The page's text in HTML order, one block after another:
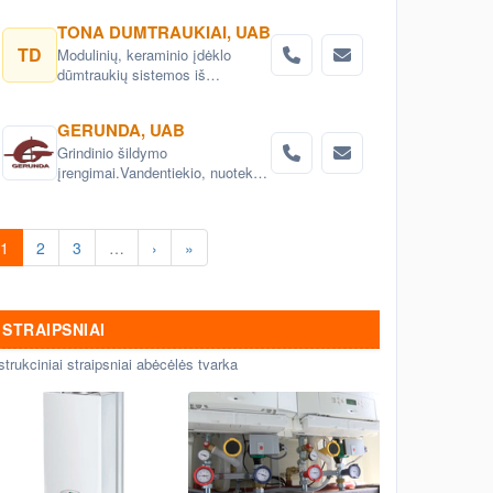
oro kondicionavimo sistemų
automatizavimas.
TD
TONA DUMTRAUKIAI, UAB
Modulinių, keraminio įdėklo
dūmtraukių sistemos iš
GERUNDA, UAB
Grindinio šildymo
įrengimai.Vandentiekio, nuotekų
Santechnikos
prekės.katilai.Ventiliacija
1 2 3 … › »
STRAIPSNIAI
straipsniai abėcėlės tvarka